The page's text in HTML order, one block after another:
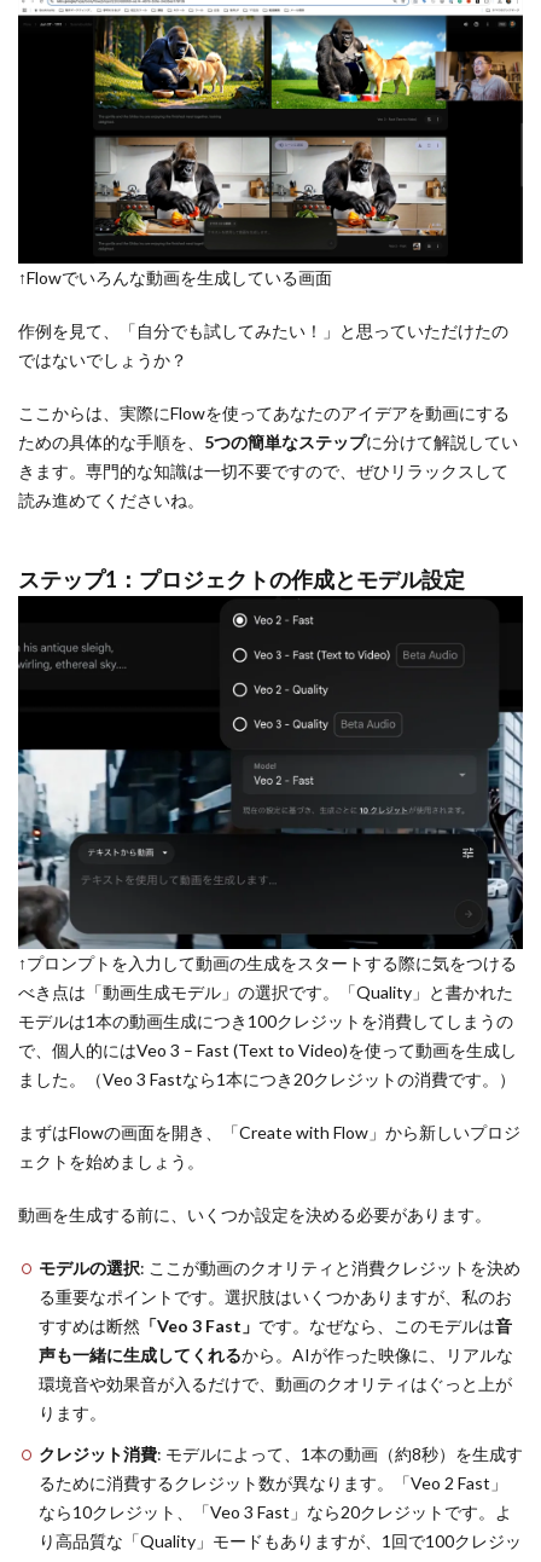
↑Flowでいろんな動画を生成している画面
作例を見て、「自分でも試してみたい！」と思っていただけたの
ではないでしょうか？
ここからは、実際にFlowを使ってあなたのアイデアを動画にする
ための具体的な手順を、 5つの簡単なステップに分けて解説してい
きます。専門的な知識は一切不要ですので、ぜひリラックスして
読み進めてくださいね。
ステップ1：プロジェクトの作成とモデル設定
↑プロンプトを入力して動画の生成をスタートする際に気をつける
べき点は「動画生成モデル」の選択です。「Quality」と書かれた
モデルは1本の動画生成につき100クレジットを消費してしまうの
で、個人的にはVeo 3 – Fast (Text to Video)を使って動画を生成し
ました。（Veo 3 Fastなら1本につき20クレジットの消費です。）
まずはFlowの画面を開き、「Create with Flow」から新しいプロジ
ェクトを始めましょう。
動画を生成する前に、いくつか設定を決める必要があります。
モデルの選択: ここが動画のクオリティと消費クレジットを決め
る重要なポイントです。選択肢はいくつかありますが、私のお
すすめは断然 「Veo 3 Fast」 です。なぜなら、このモデルは音
声も一緒に生成してくれるから。AIが作った映像に、リアルな
環境音や効果音が入るだけで、動画のクオリティはぐっと上が
ります。
クレジット消費: モデルによって、1本の動画（約8秒）を生成す
るために消費するクレジット数が異なります。「Veo 2 Fast」
なら10クレジット、「Veo 3 Fast」なら20クレジットです。よ
り高品質な「Quality」モードもありますが、1回で100クレジッ